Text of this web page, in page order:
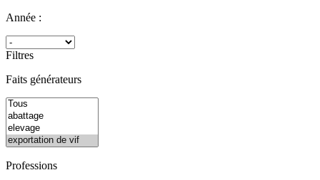
Année :
Filtres
Faits générateurs
Professions